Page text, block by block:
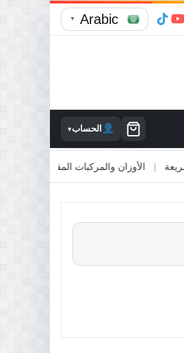
Arabic
▼
الحساب▾
| الأوزان والمركبات المقطورة